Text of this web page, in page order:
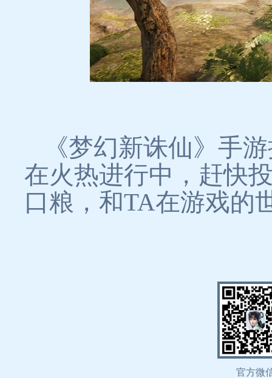
《梦幻新诛仙》手
在火热进行中，赶快
口粮，和TA在游戏的
官方微